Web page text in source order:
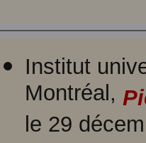
Institut
Montréal,
le 29